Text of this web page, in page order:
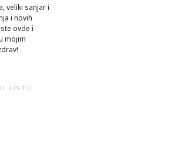
veliki sanjar i
i novih
ovde i
mojim
LISTU